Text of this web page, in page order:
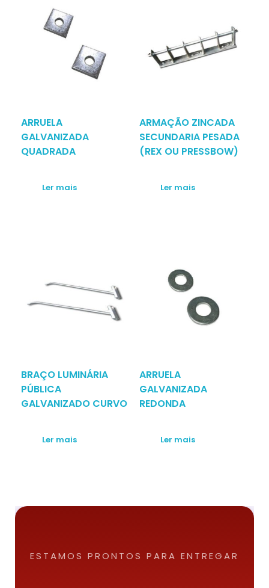
ARRUELA
GALVANIZADA
QUADRADA
Ler mais
ARMAÇÃO ZINCADA
SECUNDARIA PESADA
(REX OU PRESSBOW)
Ler mais
BRAÇO LUMINÁRIA
PÚBLICA
GALVANIZADO CURVO
Ler mais
ARRUELA
GALVANIZADA
REDONDA
Ler mais
ESTAMOS PRONTOS PARA ENTREGAR